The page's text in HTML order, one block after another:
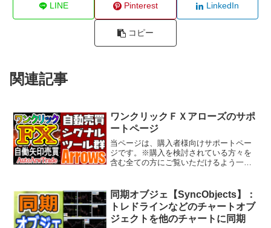
LINE Pinterest LinkedIn
コピー
関連記事
ワンクリックＦＸアローズのサポ
ートページ
当ページは、購入者様向けサポートペー
ジです。※購入を検討されている方々を
含む全ての方にご覧いただけるよう一般
な点がございましたら、お気軽にお問い
合わせ下さい。最新は、バ...
同期オブジェ【SyncObjects】：
トレドラインなどのチャートオブ
ジェクトを他のチャートに同期